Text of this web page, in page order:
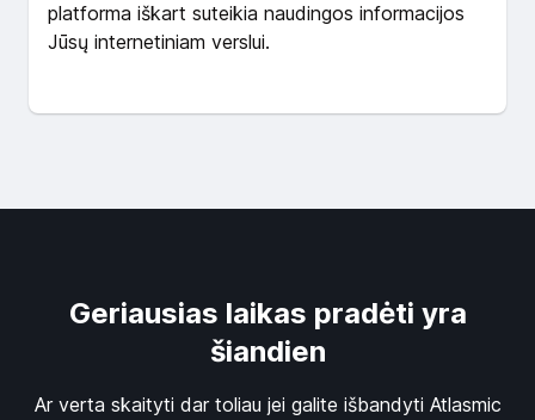
platforma iškart suteikia naudingos informacijos
Jūsų internetiniam verslui.
Geriausias laikas pradėti yra
šiandien
Ar verta skaityti dar toliau jei galite išbandyti Atlasmic